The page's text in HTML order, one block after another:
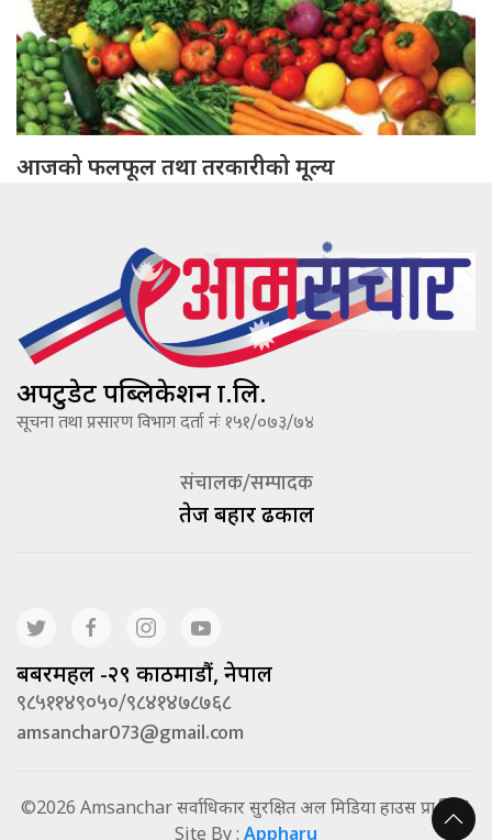
आजको फलफूल तथा तरकारीको मूल्य
अपटुडेट पब्लिकेशन प्रा.लि.
सूचना तथा प्रसारण विभाग दर्ता नंः १५१/०७३/७४
संचालक/सम्पादक
तेज बहादूर ढकाल
बबरमहल -२९ काठमाडौं, नेपाल
९८५११४९०५०/९८४१४७८७६८
amsanchar073@gmail.com
©2026 Amsanchar सर्वाधिकार सुरक्षित अल मिडिया हाउस प्रा.लि. |
Site By : Appharu